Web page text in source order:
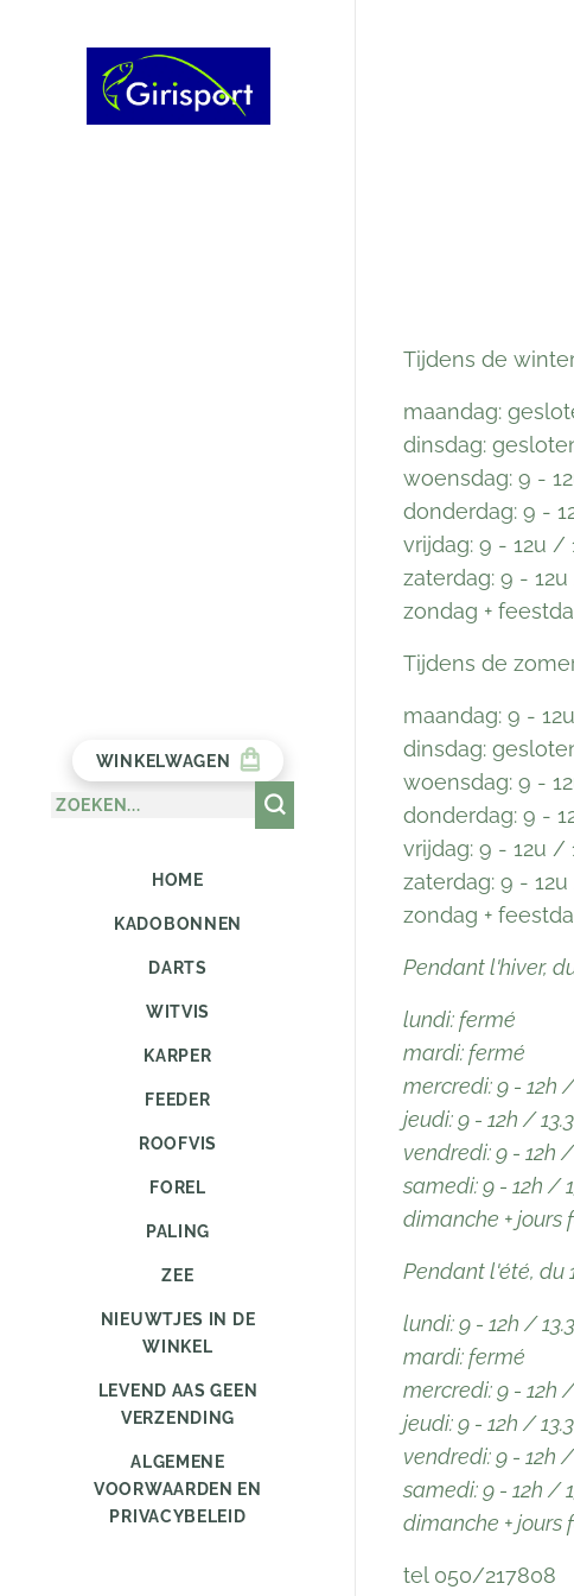
WINKELWAGEN
HOME
KADOBONNEN
DARTS
WITVIS
KARPER
FEEDER
ROOFVIS
FOREL
PALING
ZEE
NIEUWTJES IN DE
WINKEL
LEVEND AAS GEEN
VERZENDING
ALGEMENE
VOORWAARDEN EN
PRIVACYBELEID
Tijdens de
maandag:
dinsdag:
woensdag: 9 -
donderdag: 9 -
vrijdag: 9 - 12u /
zaterdag: 9 -
zondag +
Tijdens de
maandag: 9 -
dinsdag:
woensdag: 9 -
donderdag: 9 -
vrijdag: 9 - 12u /
zaterdag: 9 -
zondag +
Pendant l'hiver,
lundi: fermé
mardi: fermé
mercredi: 9 - 12h /
jeudi: 9 - 12h /
vendredi: 9 - 12h /
samedi: 9 - 12h /
dimanche + jours
Pendant l'été, du
lundi: 9 - 12h /
mardi: fermé
mercredi: 9 - 12h /
jeudi: 9 - 12h /
vendredi: 9 - 12h /
samedi: 9 - 12h /
dimanche + jours
tel 050/217808